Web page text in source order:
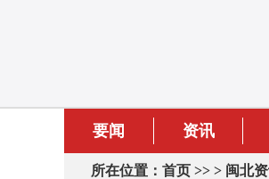
要闻 资讯
所在位置： 首页 >> > 闽北